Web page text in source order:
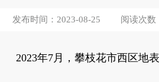
发布时间：2023-08-25 阅读次数
2023年7月，攀枝花市西区地表